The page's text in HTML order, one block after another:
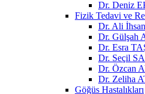
Dr. Deniz
Fizik Tedavi ve
Dr. Ali
Dr. Gülşah
Dr. Esra
Dr. Seçil
Dr. Özcan
Dr. Zeliha
Göğüs Hastalıkları